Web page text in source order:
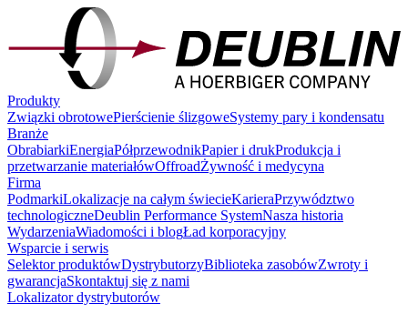
Produkty
Związki obrotowePierścienie ślizgoweSystemy pary i kondensatu
Branże
ObrabiarkiEnergiaPółprzewodnikPapier i drukProdukcja i
przetwarzanie materiałówOffroadŻywność i medycyna
Firma
PodmarkiLokalizacje na całym świecieKarieraPrzywództwo
technologiczneDeublin Performance SystemNasza historia
WydarzeniaWiadomości i blogŁad korporacyjny
Wsparcie i serwis
Selektor produktówDystrybutorzyBiblioteka zasobówZwroty i
gwarancjaSkontaktuj się z nami
Lokalizator dystrybutorów